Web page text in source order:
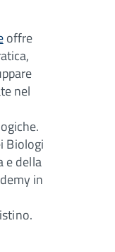
offre
nel
Biologi
e della
in